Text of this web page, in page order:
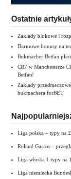
Ostatnie
Zakłady blokowe i
Darmowe bonusy na
Bukmacher Betfan
CR7 w Manchesterze
Betfan!
Zakłady
bukmachera forBET
Liga polska – typy na
Roland Garros –
Liga włoska 1 typy na
Liga niemiecka